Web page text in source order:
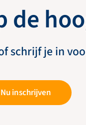
de
schrijf je in
Nu inschrijven